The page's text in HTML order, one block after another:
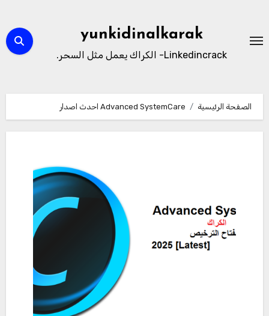
المحتوى
yunkidinalkarak
Linkedincrack- الكراك يعمل مثل السحر.
الصفحة الرئيسية Advanced SystemCare احدث اصدار